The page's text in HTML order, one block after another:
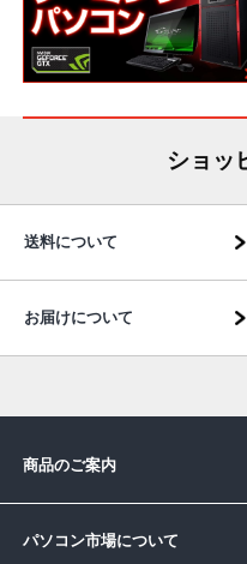
ショッ
送料について
お届けについて
商品のご案内
パソコン市場について